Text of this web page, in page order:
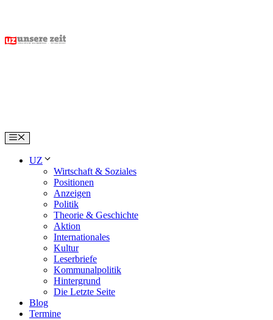
content
Menu
UZ
Wirtschaft & Soziales
Positionen
Anzeigen
Politik
Theorie & Geschichte
Aktion
Internationales
Kultur
Leserbriefe
Kommunalpolitik
Hintergrund
Die Letzte Seite
Blog
Termine